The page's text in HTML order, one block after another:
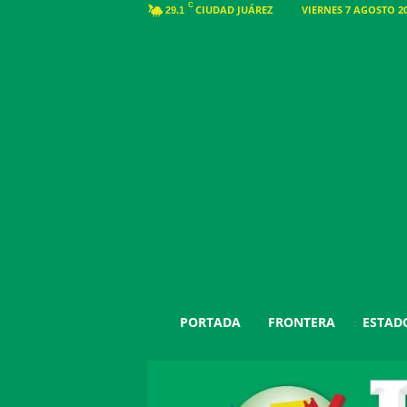
29.1 C CIUDAD JUÁREZ VIERNES 7 AGOSTO
PORTADA FRONTERA